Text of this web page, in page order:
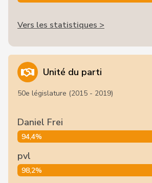
Vers les statistiques >
Unité du parti
50e législature (2015 - 2019)
Daniel Frei
94,4%
pvl
98,2%